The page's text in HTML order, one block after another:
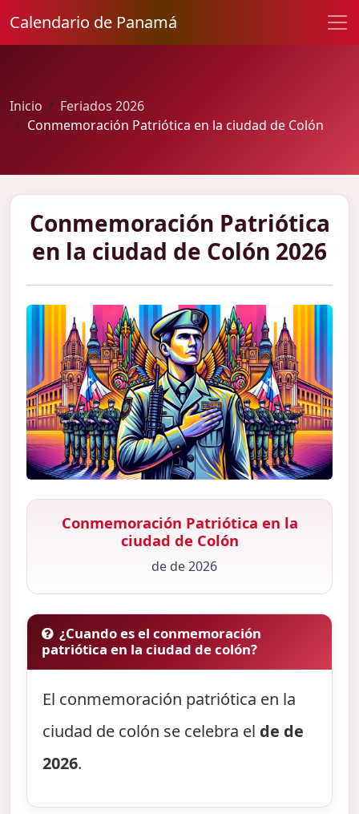
Calendario de Panamá
Inicio
Feriados 2026
Conmemoración Patriótica en la ciudad de Colón
Conmemoración Patriótica
en la ciudad de Colón 2026
Conmemoración Patriótica en la
ciudad de Colón
de de 2026
¿Cuando es el conmemoración
patriótica en la ciudad de colón?
El conmemoración patriótica en la
ciudad de colón se celebra el de de
2026.